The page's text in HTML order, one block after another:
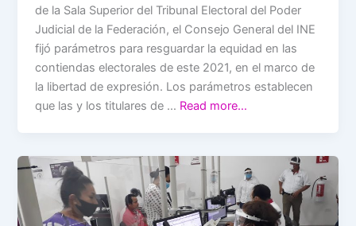
de la Sala Superior del Tribunal Electoral del Poder
Judicial de la Federación, el Consejo General del INE
fijó parámetros para resguardar la equidad en las
contiendas electorales de este 2021, en el marco de
la libertad de expresión. Los parámetros establecen
que las y los titulares de … Read more…